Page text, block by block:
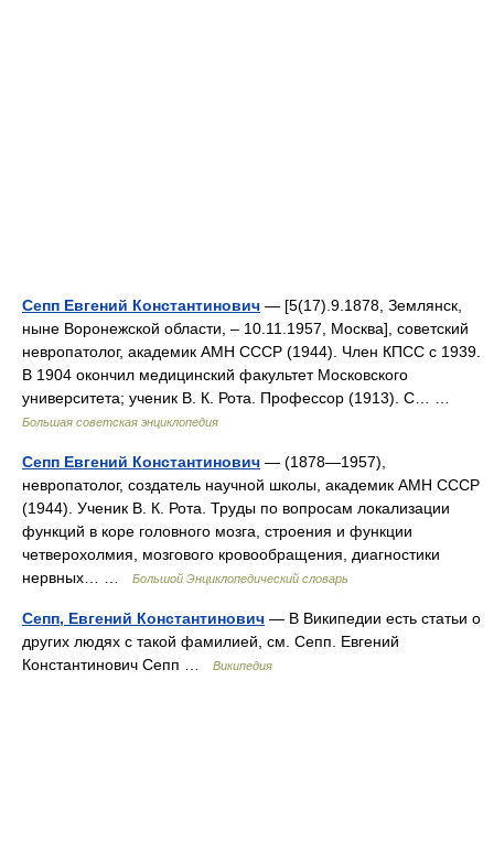
Сепп Евгений Константинович — [5(17).9.1878, Землянск,
ныне Воронежской области, ‒ 10.11.1957, Москва], советский
невропатолог, академик АМН СССР (1944). Член КПСС с 1939.
В 1904 окончил медицинский факультет Московского
университета; ученик В. К. Рота. Профессор (1913). С… …
Большая советская энциклопедия
Сепп Евгений Константинович — (1878—1957),
невропатолог, создатель научной школы, академик АМН СССР
(1944). Ученик В. К. Рота. Труды по вопросам локализации
функций в коре головного мозга, строения и функции
четверохолмия, мозгового кровообращения, диагностики
нервных… …
Большой Энциклопедический словарь
Сепп, Евгений Константинович — В Википедии есть статьи о
других людях с такой фамилией, см. Сепп. Евгений
Константинович Сепп …
Википедия